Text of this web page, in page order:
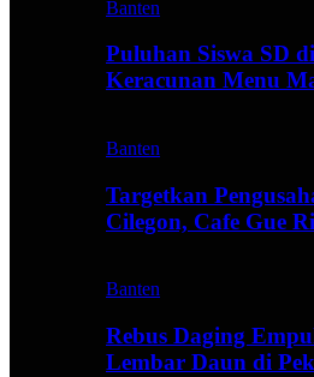
Banten
Puluhan Siswa SD
Keracunan Menu
Banten
Targetkan
Cilegon, Cafe Gue
Banten
Rebus Daging
Lembar Daun di